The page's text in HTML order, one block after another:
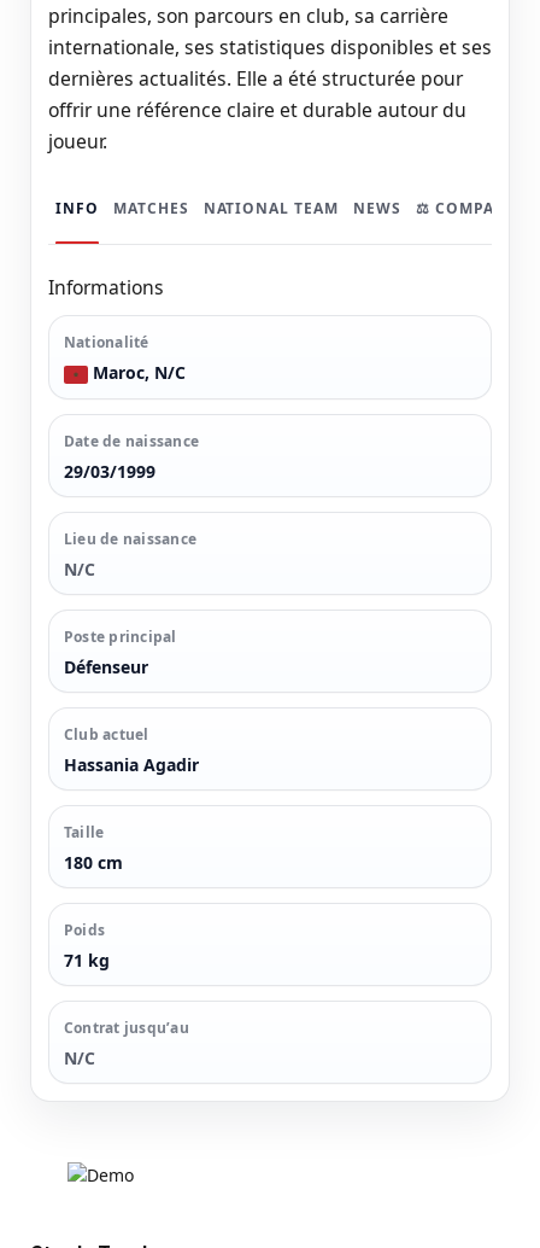
principales, son parcours en club, sa carrière
internationale, ses statistiques disponibles et ses
dernières actualités. Elle a été structurée pour
offrir une référence claire et durable autour du
joueur.
INFO MATCHES NATIONAL TEAM NEWS ⚖️ COMPARER
Informations
Nationalité
Maroc, N/C
Date de naissance
29/03/1999
Lieu de naissance
N/C
Poste principal
Défenseur
Club actuel
Hassania Agadir
Taille
180 cm
Poids
71 kg
Contrat jusqu’au
N/C